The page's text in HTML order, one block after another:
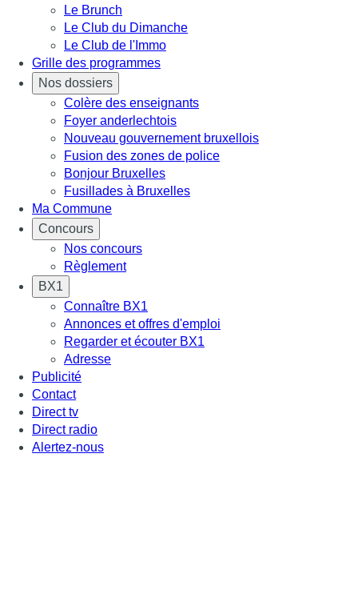
Le Brunch
Le Club du Dimanche
Le Club de l'Immo
Grille des programmes
Nos dossiers
Colère des enseignants
Foyer anderlechtois
Nouveau gouvernement bruxellois
Fusion des zones de police
Bonjour Bruxelles
Fusillades à Bruxelles
Ma Commune
Concours
Nos concours
Règlement
BX1
Connaître BX1
Annonces et offres d'emploi
Regarder et écouter BX1
Adresse
Publicité
Contact
Direct tv
Direct radio
Alertez-nous